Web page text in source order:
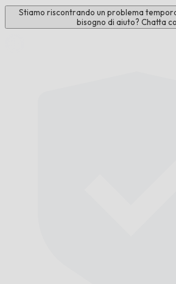
Stiamo riscontrando un problema
bisogno di aiuto? Chatta